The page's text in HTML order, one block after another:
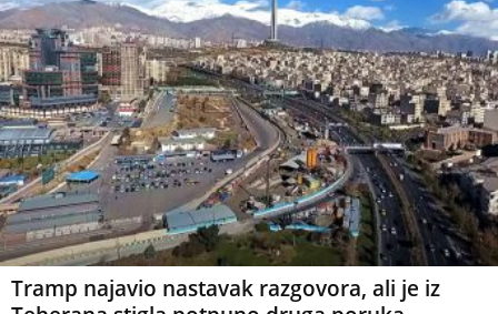
Tramp najavio nastavak razgovora, ali je iz